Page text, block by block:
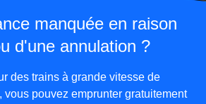
manquée en raison
d'une annulation ?
des trains à grande vitesse de
vous pouvez emprunter gratuitement